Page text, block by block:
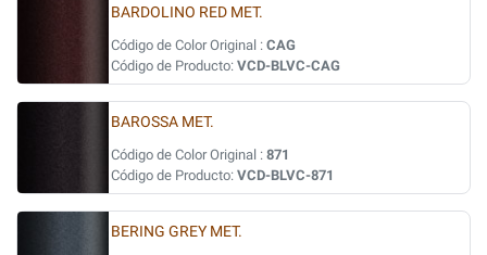
BARDOLINO RED MET.
Código de Color Original : CAG
Código de Producto: VCD-BLVC-CAG
BAROSSA MET.
Código de Color Original : 871
Código de Producto: VCD-BLVC-871
BERING GREY MET.